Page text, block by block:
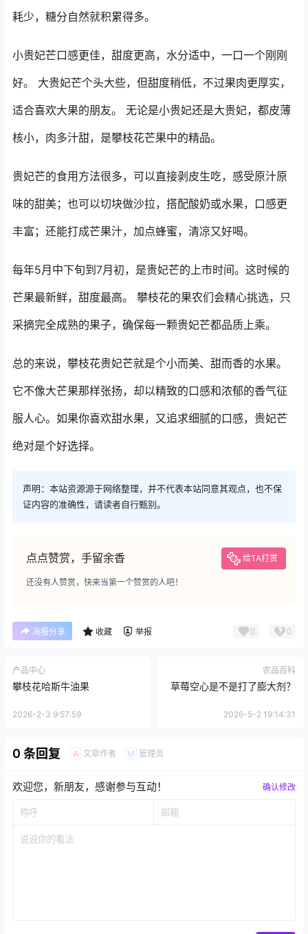
耗少，糖分自然就积累得多。
小贵妃芒口感更佳，甜度更高，水分适中，一口一个刚刚
好。 大贵妃芒个头大些，但甜度稍低，不过果肉更厚实，
适合喜欢大果的朋友。 无论是小贵妃还是大贵妃，都皮薄
核小，肉多汁甜，是攀枝花芒果中的精品。
贵妃芒的食用方法很多，可以直接剥皮生吃，感受原汁原
味的甜美；也可以切块做沙拉，搭配酸奶或水果，口感更
丰富；还能打成芒果汁，加点蜂蜜，清凉又好喝。
每年5月中下旬到7月初，是贵妃芒的上市时间。这时候的
芒果最新鲜，甜度最高。 攀枝花的果农们会精心挑选，只
采摘完全成熟的果子，确保每一颗贵妃芒都品质上乘。
总的来说，攀枝花贵妃芒就是个小而美、甜而香的水果。
它不像大芒果那样张扬，却以精致的口感和浓郁的香气征
服人心。如果你喜欢甜水果，又追求细腻的口感，贵妃芒
绝对是个好选择。
声明：本站资源源于网络整理，并不代表本站同意其观点，也不保
证内容的准确性，请读者自行甄别。
点点赞赏，手留余香 给TA打赏
还没有人赞赏，快来当第一个赞赏的人吧！
海报分享 收藏 举报 0 0
产品中心
攀枝花哈斯牛油果
2026-2-3 9:57:59
农品百科
草莓空心是不是打了膨大剂？
2026-5-2 19:14:31
0 条回复 A 文章作者 M 管理员
欢迎您，新朋友，感谢参与互动！ 确认修改